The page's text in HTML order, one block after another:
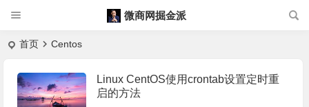
微商网掘金派
首页 Centos
Linux CentOS使用crontab设置定时重
启的方法